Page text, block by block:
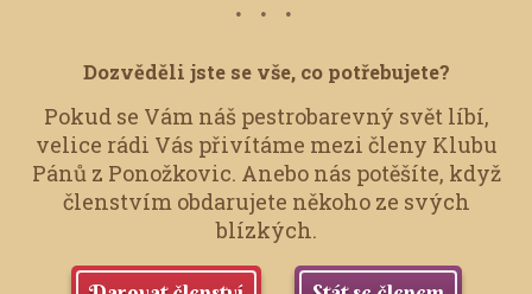
Dozvěděli jste se vše, co potřebujete?
Pokud se Vám náš pestrobarevný svět líbí,
velice rádi Vás přivítáme mezi členy Klubu
Pánů z Ponožkovic. Anebo nás potěšíte, když
členstvím obdarujete někoho ze svých
blízkých.